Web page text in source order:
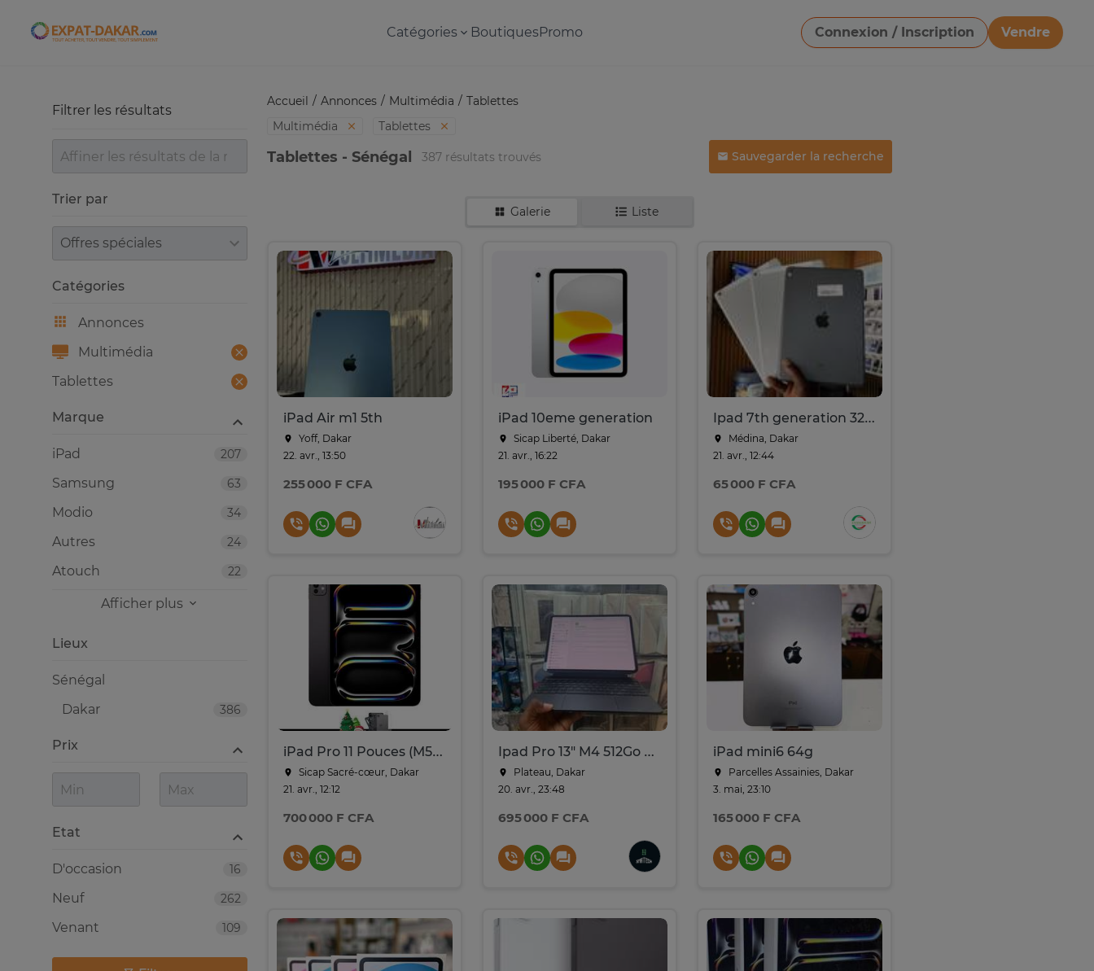
Expat-Dakar Catégories BoutiquesPromo Connexion / Inscription
Vendre
Télécharger une image
Accueil Annonces Multimédia
Tablettes
Multimédia
Tablettes
Tablettes - Sénégal 387 résultats trouvés Sauvegarder la recherche
Galerie Liste
iPad Air m1 5th
Yoff, Dakar
22. avr., 13:50
255 000 F CFA
iPad 10eme generation
Sicap Liberté, Dakar
21. avr., 16:22
195 000 F CFA
Ipad 7th generation 32go 10pouces
Médina, Dakar
21. avr., 12:44
65 000 F CFA
iPad Pro 11 Pouces (M5) scellé
Sicap Sacré-cœur, Dakar
21. avr., 12:12
700 000 F CFA
Ipad Pro 13" M4 512Go Wi-Fi + Cellulaire & Magic Keyboard
Plateau, Dakar
20. avr., 23:48
695 000 F CFA
iPad mini6 64g
Parcelles Assainies, Dakar
3. mai, 23:10
165 000 F CFA
Filtrer les résultats
Trier par
Trier par
Catégories
Annonces
Multimédia
Tablettes
Lieux
Sénégal
386
Dakar
Prix
Etat
16
D'occasion
262
Neuf
109
Venant
Marque
207
iPad
63
Samsung
34
Modio
24
Autres
22
Atouch
Afficher plus